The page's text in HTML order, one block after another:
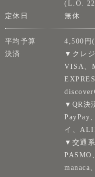
(L.O.
定休日
無休
平均予算
4,500円
決済
▼クレ
VISA、
▼QR決
PayPay
イ、
▼交通
PASMO
manaca